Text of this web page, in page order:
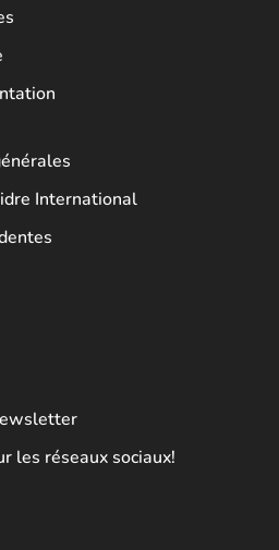
International
les réseaux sociaux!